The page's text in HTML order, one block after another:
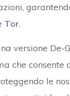
Tor.
versione De-
che consente
le